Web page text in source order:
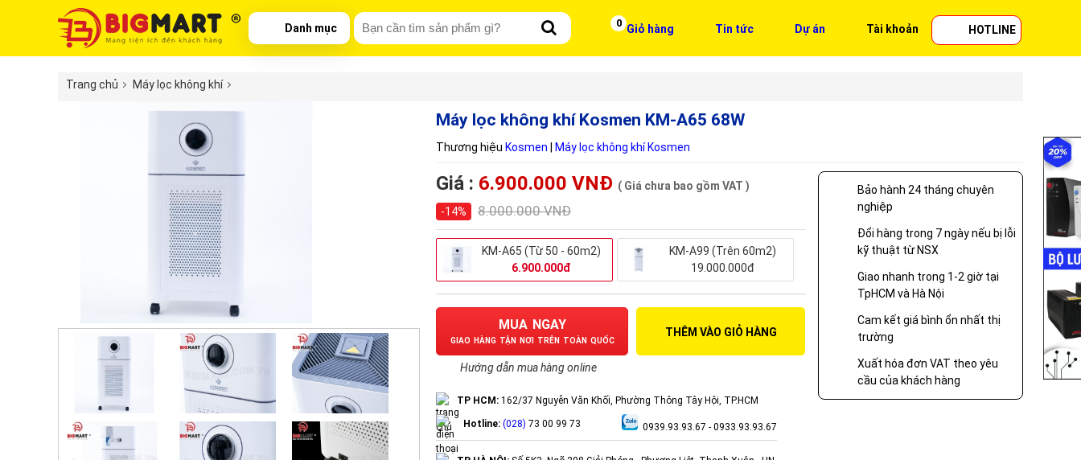
Danh mục 0 Giỏ hàng Tin tức Dự án Tài khoản HOTLINE
Trang chủ Máy lọc không khí
Máy lọc không khí Kosmen KM-A65 68W
Thương hiệu Kosmen | Máy lọc không khí Kosmen
Giá : 6.900.000 VNĐ ( Giá chưa bao gồm VAT )
-14%
8.000.000 VNĐ
KM-A65 (Từ 50 - 60m2)
6.900.000đ
KM-A99 (Trên 60m2)
19.000.000đ
MUA NGAY
GIAO HÀNG TẬN NƠI TRÊN TOÀN QUỐC
THÊM VÀO GIỎ HÀNG
Hướng dẫn mua hàng online
TP HCM: 162/37 Nguyễn Văn Khối, Phường Thông Tây Hội, TP.HCM
Hotline: (028) 73 00 99 73 0939.93.93.67 - 0933.93.93.67
Bảo hành 24 tháng chuyên
nghiệp
Đổi hàng trong 7 ngày nếu bị lỗi
kỹ thuật từ NSX
Giao nhanh trong 1-2 giờ tại
TpHCM và Hà Nội
Cam kết giá bình ổn nhất thị
trường
Xuất hóa đơn VAT theo yêu
cầu của khách hàng